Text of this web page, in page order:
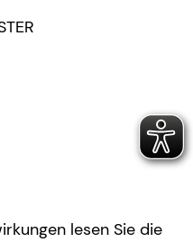
lesen Sie die